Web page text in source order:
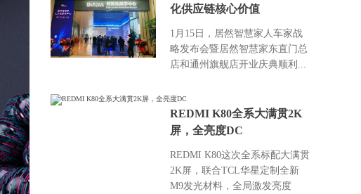
化供应链核心价值
1月15日，居然智慧家人车家战
略发布会暨居然智慧家东直门总
店和通州旗舰店开业庆典顺利...
REDMI K80全系大满贯2K
屏，全亮度DC
REDMI K80这次全系标配大满贯
2K屏，联合TCL华星定制全新
M9发光材料，全局激发亮度